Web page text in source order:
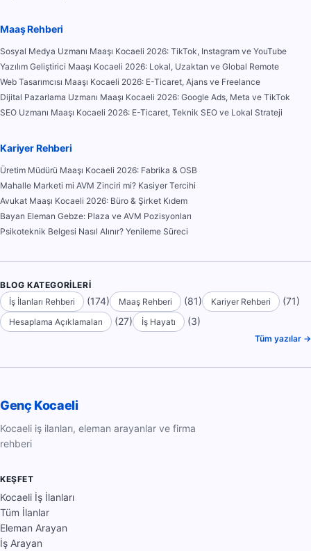
Maaş Rehberi
Sosyal Medya Uzmanı Maaşı Kocaeli 2026: TikTok, Instagram ve YouTube
Yazılım Geliştirici Maaşı Kocaeli 2026: Lokal, Uzaktan ve Global Remote
Web Tasarımcısı Maaşı Kocaeli 2026: E-Ticaret, Ajans ve Freelance
Dijital Pazarlama Uzmanı Maaşı Kocaeli 2026: Google Ads, Meta ve TikTok
SEO Uzmanı Maaşı Kocaeli 2026: E-Ticaret, Teknik SEO ve Lokal Strateji
Kariyer Rehberi
Üretim Müdürü Maaşı Kocaeli 2026: Fabrika & OSB
Mahalle Marketi mi AVM Zinciri mi? Kasiyer Tercihi
Avukat Maaşı Kocaeli 2026: Büro & Şirket Kıdem
Bayan Eleman Gebze: Plaza ve AVM Pozisyonları
Psikoteknik Belgesi Nasıl Alınır? Yenileme Süreci
BLOG KATEGORILERI
İş İlanları Rehberi
(174) Maaş Rehberi (81) Kariyer Rehberi (71)
Hesaplama Açıklamaları (27) İş Hayatı (3)
Tüm yazılar →
Genç Kocaeli
Kocaeli iş ilanları, eleman arayanlar ve firma
rehberi
KEŞFET
Kocaeli İş İlanları
Tüm İlanlar
Eleman Arayan
İş Arayan